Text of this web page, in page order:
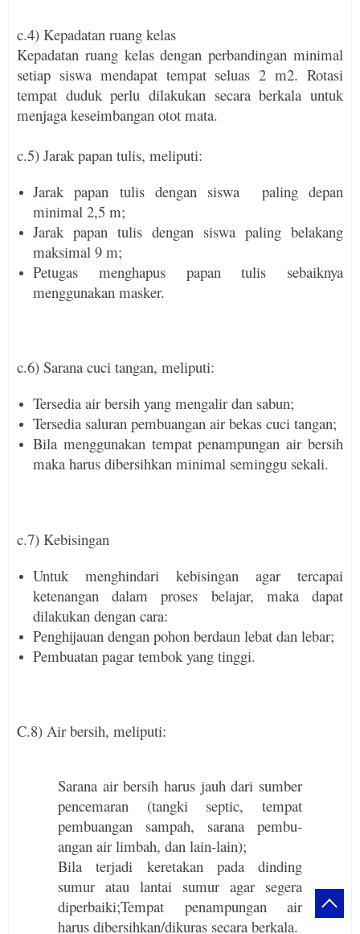
c.4) Kepadatan ruang kelas
Kepadatan ruang kelas dengan perbandingan minimal
setiap siswa mendapat tempat seluas 2 m2. Rotasi
tempat duduk perlu dilakukan secara berkala untuk
menjaga keseimbangan otot mata.
c.5) Jarak papan tulis, meliputi:
Jarak papan tulis dengan siswa paling depan
minimal 2,5 m;
Jarak papan tulis dengan siswa paling belakang
maksimal 9 m;
Petugas menghapus papan tulis sebaiknya
menggunakan masker.
c.6) Sarana cuci tangan, meliputi:
Tersedia air bersih yang mengalir dan sabun;
Tersedia saluran pembuangan air bekas cuci tangan;
Bila menggunakan tempat penam­pungan air bersih
maka harus dibersih­kan minimal seminggu sekali.
c.7) Kebisingan
Untuk menghindari kebisingan agar terca­pai
ketenangan dalam proses belajar, maka dapat
dilakukan dengan cara:
Penghijauan dengan pohon berdaun lebat dan lebar;
Pembuatan pagar tembok yang tinggi.
C.8) Air bersih, meliputi:
Sarana air bersih harus jauh dari sumber
pencemaran (tangki septic, tempat
pembu­angan sampah, sarana pembu­
angan air limbah, dan lain-lain);
Bila terjadi keretakan pada dinding
sumur atau lantai sumur agar segera
diperbaiki;Tempat penampungan air
harus diber­sihkan/dikuras secara berkala.